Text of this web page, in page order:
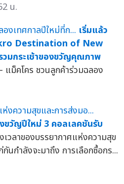
น.
เริ่มแล้ว
Destination of New
มกระเช้าของขวัญคุณภาพ
ม็คโคร ชวนลูกค้าร่วมฉลอง
ขวัญปีใหม่ 3 คอลเลคชันรับ
วลาของบรรยากาศแห่งความสุข
นกำลังจะมาถึง การเลือกซื้อกร...